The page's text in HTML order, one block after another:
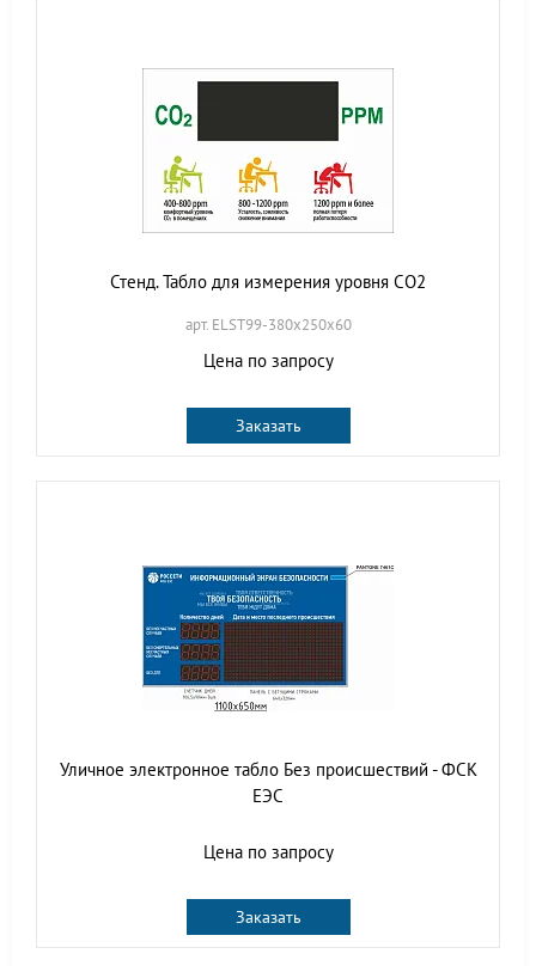
Стенд. Табло для измерения уровня СО2
арт. ELST99-380х250х60
Цена по запросу
Заказать
Уличное электронное табло Без происшествий - ФСК
ЕЭС
Цена по запросу
Заказать